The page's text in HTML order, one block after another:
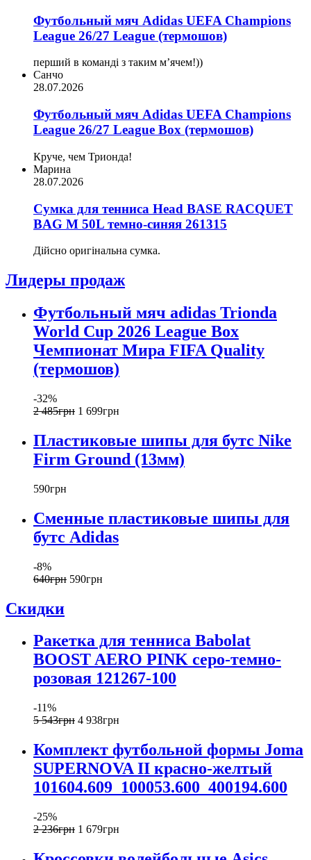
Футбольный мяч Adidas UEFA Champions
League 26/27 League (термошов)
перший в команді з таким мʼячем!))
Санчо
28.07.2026
Футбольный мяч Adidas UEFA Champions
League 26/27 League Box (термошов)
Круче, чем Трионда!
Марина
28.07.2026
Сумка для тенниса Head BASE RACQUET
BAG M 50L темно-синяя 261315
Дійсно оригінальна сумка.
Лидеры продаж
Футбольный мяч adidas Trionda
World Cup 2026 League Box
Чемпионат Мира FIFA Quality
(термошов)
-32%
2 485грн 1 699грн
Пластиковые шипы для бутс Nike
Firm Ground (13мм)
590грн
Сменные пластиковые шипы для
бутс Adidas
-8%
640грн 590грн
Скидки
Ракетка для тенниса Babolat
BOOST AERO PINK серо-темно-
розовая 121267-100
-11%
5 543грн 4 938грн
Комплект футбольной формы Joma
SUPERNOVA II красно-желтый
101604.609_100053.600_400194.600
-25%
2 236грн 1 679грн